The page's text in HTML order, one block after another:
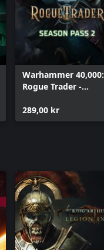
Warhammer 40,000:
Rogue Trader -
289,00 kr